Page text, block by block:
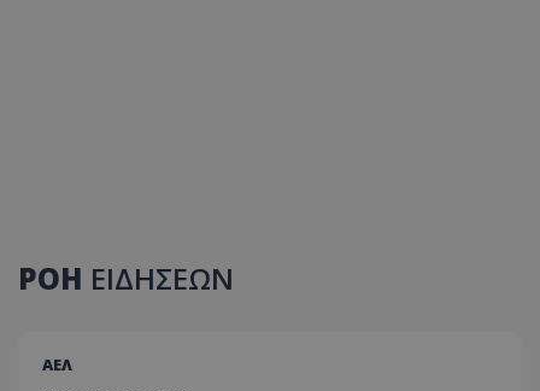
ΡΟΗ ΕΙΔΗΣΕΩΝ
ΑΕΛ